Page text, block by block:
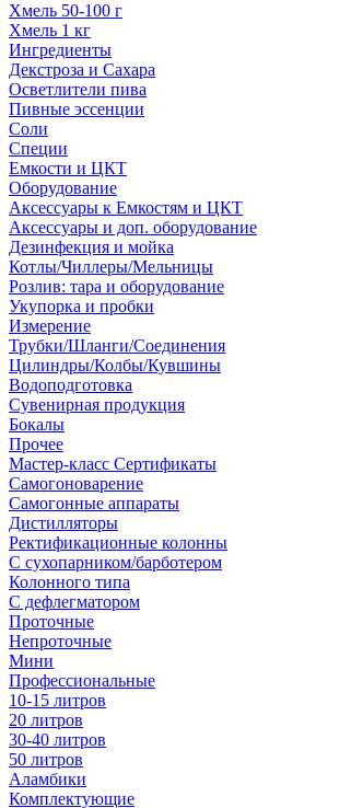
Хмель 50-100 г
Хмель 1 кг
Ингредиенты
Декстроза и Сахара
Осветлители пива
Пивные эссенции
Соли
Специи
Емкости и ЦКТ
Оборудование
Аксессуары к Емкостям и ЦКТ
Аксессуары и доп. оборудование
Дезинфекция и мойка
Котлы/Чиллеры/Мельницы
Розлив: тара и оборудование
Укупорка и пробки
Измерение
Трубки/Шланги/Соединения
Цилиндры/Колбы/Кувшины
Водоподготовка
Сувенирная продукция
Бокалы
Прочее
Мастер-класс Сертификаты
Самогоноварение
Самогонные аппараты
Дистилляторы
Ректификационные колонны
С сухопарником/барботером
Колонного типа
С дефлегматором
Проточные
Непроточные
Мини
Профессиональные
10-15 литров
20 литров
30-40 литров
50 литров
Аламбики
Комплектующие